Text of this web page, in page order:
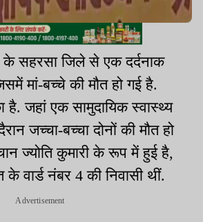
के सहरसा जिले से एक दर्दनाक
मां-बच्चे की मौत हो गई है.
है. जहां एक सामुदायिक स्वास्थ्य
जच्चा-बच्चा दोनों की मौत हो
ज्योति कुमारी के रूप में हुई है,
के वार्ड नंबर 4 की निवासी थीं.
Advertisement